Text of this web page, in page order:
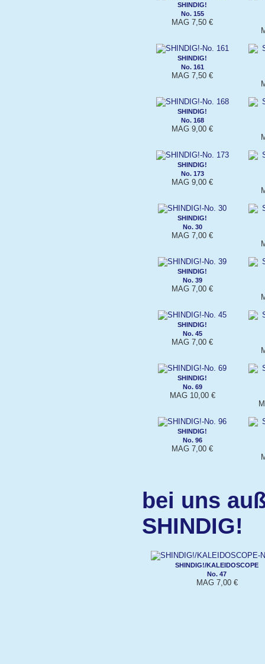
SHINDIG!
No. 155
MAG 7,50 €
SHINDIG!
No. 161
MAG 7,50 €
SHINDIG!
No. 168
MAG 9,00 €
SHINDIG!
No. 173
MAG 9,00 €
SHINDIG!
No. 30
MAG 7,00 €
SHINDIG!
No. 39
MAG 7,00 €
SHINDIG!
No. 45
MAG 7,00 €
SHINDIG!
No. 69
MAG 10,00 €
SHINDIG!
No. 96
MAG 7,00 €
bei uns
SHINDIG!
SHINDIG!/KALEIDOSCOPE
No. 47
MAG 7,00 €